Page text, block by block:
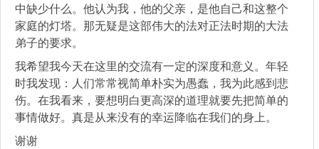
中缺少什么。他认为我，他的父亲，是他自己和这整个
家庭的灯塔。那无疑是这部伟大的法对正法时期的大法
弟子的要求。
我希望我今天在这里的交流有一定的深度和意义。年轻
时我发现：人们常常视简单朴实为愚蠢，我为此感到悲
伤。在我看来，要想明白更高深的道理就要先把简单的
事情做好。真是从来没有的幸运降临在我们的身上。
谢谢